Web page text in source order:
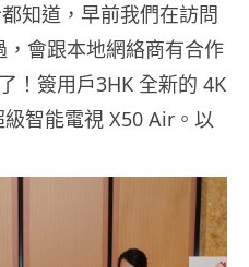
知道，早前我們在訪問
，會跟本地網絡商有合作
！簽用戶3HK 全新的 4K
智能電視 X50 Air。以